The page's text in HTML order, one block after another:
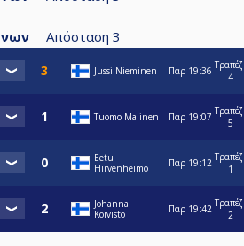
Απόσταση 3
Jussi Nieminen Παρ 19:36
4
Tuomo Malinen Παρ 19:07
5
Eetu
Hirvenheimo
Παρ 19:12
1
Johanna
Koivisto
Παρ 19:42
2